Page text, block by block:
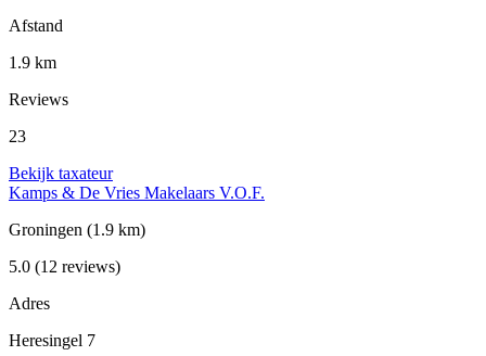
Afstand
1.9 km
Reviews
23
Bekijk taxateur
Kamps & De Vries Makelaars V.O.F.
Groningen (1.9 km)
5.0 (12 reviews)
Adres
Heresingel 7